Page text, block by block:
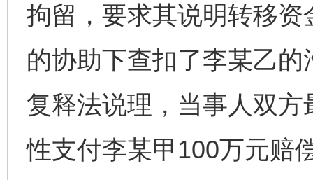
拘留，要求其说明转移
的协助下查扣了李某乙
复释法说理，当事人双
性支付李某甲100万元赔